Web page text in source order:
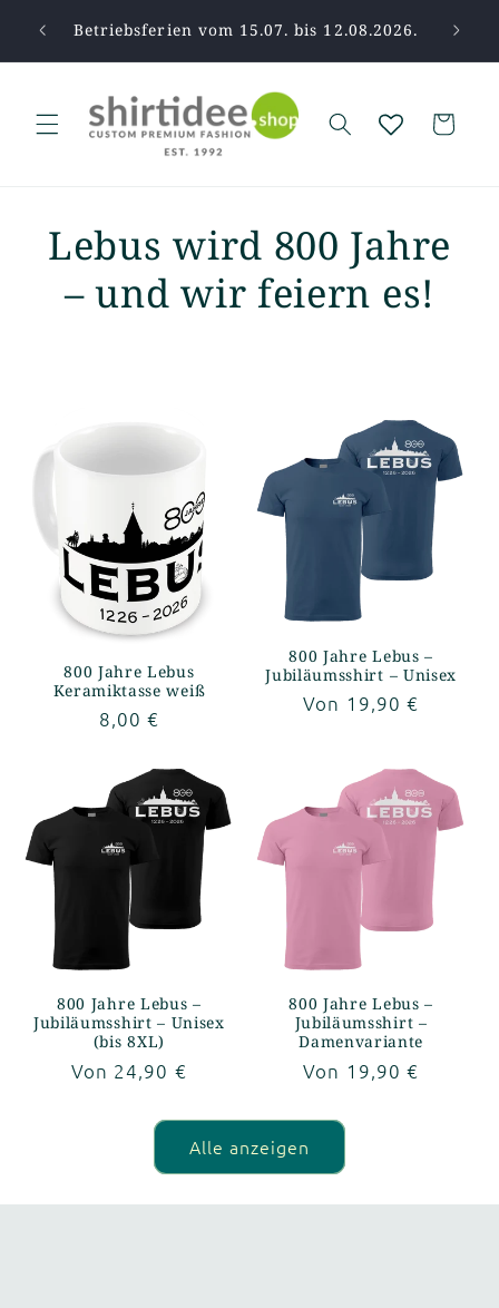
zum
Betriebsferien vom 15.07. bis 12.08.2026.
Warenkorb
Lebus wird 800 Jahre
– und wir feiern es!
800 Jahre Lebus
Keramiktasse weiß
Normaler
8,00 €
800 Jahre Lebus –
Jubiläumsshirt – Unisex
Normaler
Von 19,90 €
800 Jahre Lebus –
Jubiläumsshirt – Unisex
(bis 8XL)
Normaler
Von 24,90 €
800 Jahre Lebus –
Jubiläumsshirt –
Damenvariante
Normaler
Von 19,90 €
Alle anzeigen